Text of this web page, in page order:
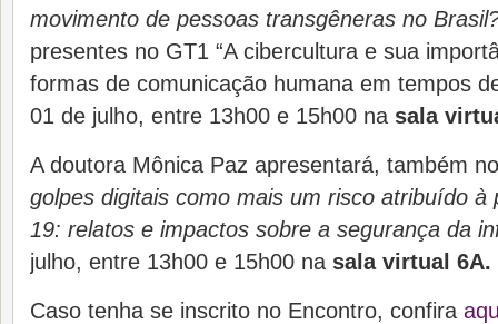
movimento de pessoas transgêneras no
presentes no GT1 “A cibercultura e sua
formas de comunicação humana em tempos
01 de julho, entre 13h00 e 15h00 na sala
A doutora Mônica Paz apresentará, também
golpes digitais como mais um risco atribuído à
19: relatos e impactos sobre a segurança da
julho, entre 13h00 e 15h00 na sala virtual 6A.
Caso tenha se inscrito no Encontro, confira